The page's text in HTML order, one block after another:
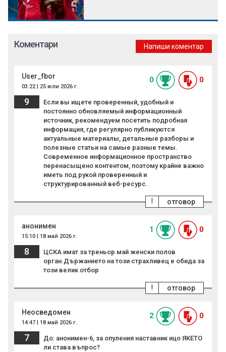
Коментари Напиши коментар
User_fbor
03:22 | 25 юли 2026 г.
0 0
9
Если вы ищете проверенный, удобный и
постоянно обновляемый информационный
источник, рекомендуем посетить подробная
информация, где регулярно публикуются
актуальные материалы, детальные разборы и
полезные статьи на самые разные темы.
Современное информационное пространство
перенасыщено контентом, поэтому крайне важно
иметь под рукой проверенный и
структурированный веб-ресурс.
отговор
!
анонимен
15:10 | 18 май 2026 г.
1 0
8
ЦСКА имат за треньор май женски полов
орган.Държанието на този страхливец е обида за
този велик отбор
отговор
!
Неосведомен
14:47 | 18 май 2026 г.
2 0
7
До: анонимен-6, за опуления наставник ицо ЯКЕТО
ли става въпрос?